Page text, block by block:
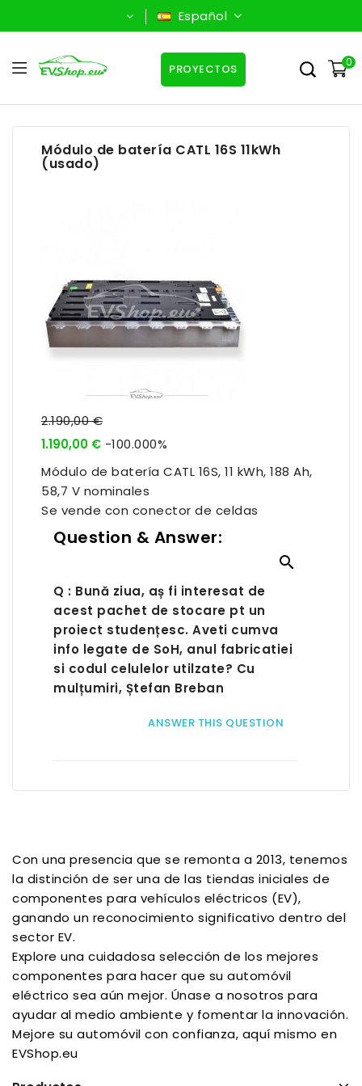
Español
0
PROYECTOS
Módulo de batería CATL 16S 11kWh
(usado)
2.190,00 €
1.190,00 € -100.000%
Módulo de batería CATL 16S, 11 kWh, 188 Ah,
58,7 V nominales
Se vende con conector de celdas
Question & Answer:

Q : Bună ziua, aș fi interesat de
acest pachet de stocare pt un
proiect studențesc. Aveti cumva
info legate de SoH, anul fabricatiei
si codul celulelor utilzate? Cu
mulțumiri, Ștefan Breban
ANSWER THIS QUESTION
Con una presencia que se remonta a 2013, tenemos
la distinción de ser una de las tiendas iniciales de
componentes para vehículos eléctricos (EV),
ganando un reconocimiento significativo dentro del
sector EV.
Explore una cuidadosa selección de los mejores
componentes para hacer que su automóvil
eléctrico sea aún mejor. Únase a nosotros para
ayudar al medio ambiente y fomentar la innovación.
Mejore su automóvil con confianza, aquí mismo en
EVShop.eu